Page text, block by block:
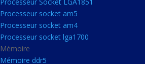
Carte son
Processeurs
Processeur Socket LGA1851
Processeur socket am5
Processeur socket am4
Processeur socket lga1700
Mémoire
Mémoire ddr5